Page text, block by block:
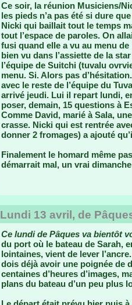
Ce soir, la réunion Musiciens/
les pieds n’a pas été si dure
Nicki qui baillait tout le temps
tout l’espace de paroles. On
fusi quand elle a vu au menu
bien vu dans l’assiette de la
l’équipe de Suitchi (tuvalu
menu. Si. Alors pas
avec le reste de l’équipe du
arrivé jeudi. Lui il repart lundi,
poser, demain, 15 questions à
Comme David, marié à Sala,
crasse. Nicki qui est rentrée
donner 2 fromages) a ajouté
Finalement le homard même
démarrait mal, un vrai
Lundi 13 avril, de
Ce lundi de Pâques va bientôt
du port où le bateau de Sarah,
lointaines, vient de lever
dois déjà avoir une poignée de
centaines d’heures d’images,
plans du bateau d’un peu plus